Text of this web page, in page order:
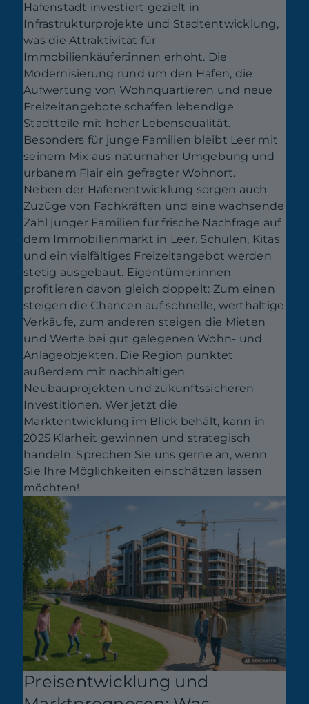
Hafenstadt investiert gezielt in
Infrastrukturprojekte und Stadtentwicklung,
was die Attraktivität für
Immobilienkäufer:innen erhöht. Die
Modernisierung rund um den Hafen, die
Aufwertung von Wohnquartieren und neue
Freizeitangebote schaffen lebendige
Stadtteile mit hoher Lebensqualität.
Besonders für junge Familien bleibt Leer mit
seinem Mix aus naturnaher Umgebung und
urbanem Flair ein gefragter Wohnort.
Neben der Hafenentwicklung sorgen auch
Zuzüge von Fachkräften und eine wachsende
Zahl junger Familien für frische Nachfrage auf
dem Immobilienmarkt in Leer. Schulen, Kitas
und ein vielfältiges Freizeitangebot werden
stetig ausgebaut. Eigentümer:innen
profitieren davon gleich doppelt: Zum einen
steigen die Chancen auf schnelle, werthaltige
Verkäufe, zum anderen steigen die Mieten
und Werte bei gut gelegenen Wohn- und
Anlageobjekten. Die Region punktet
außerdem mit nachhaltigen
Neubauprojekten und zukunftssicheren
Investitionen. Wer jetzt die
Marktentwicklung im Blick behält, kann in
2025 Klarheit gewinnen und strategisch
handeln. Sprechen Sie uns gerne an, wenn
Sie Ihre Möglichkeiten einschätzen lassen
möchten!
Preisentwicklung und